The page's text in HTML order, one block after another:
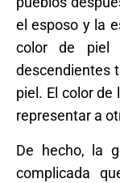
el esposo y la
color de piel
descendientes
piel. El color
representar a
De hecho, la
complicada